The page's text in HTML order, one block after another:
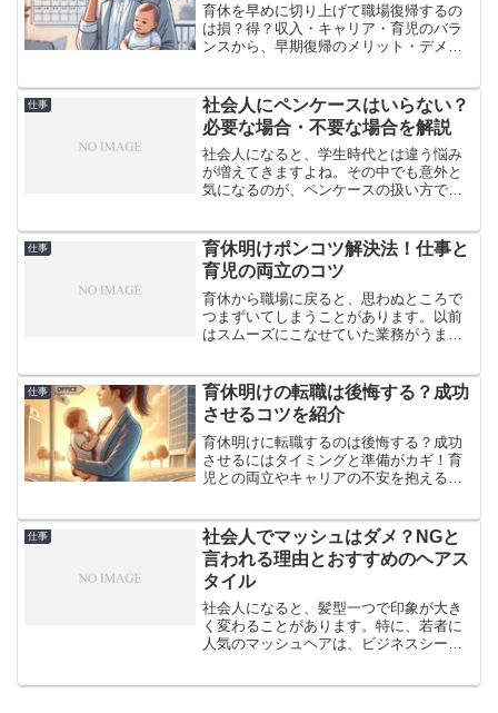
育休を早めに切り上げて職場復帰するの
は損？得？収入・キャリア・育児のバラ
ンスから、早期復帰のメリット・デメリ
仕事
社会人にペンケースはいらない？
必要な場合・不要な場合を解説
社会人になると、学生時代とは違う悩み
が増えてきますよね。その中でも意外と
気になるのが、ペンケースの扱い方で
いいの？」といった疑問を抱えている方
も多いのではないでしょうか...
仕事
育休明けポンコツ解決法！仕事と
育児の両立のコツ
育休から職場に戻ると、思わぬところで
つまずいてしまうことがあります。以前
はスムーズにこなせていた業務がうまく
ンコツになってしまった」と落ち込んで
しまうこともあるでしょう...
仕事
育休明けの転職は後悔する？成功
させるコツを紹介
育休明けに転職するのは後悔する？成功
させるにはタイミングと準備がカギ！育
児との両立やキャリアの不安を抱えるマ
仕事
社会人でマッシュはダメ？NGと
言われる理由とおすすめのヘアス
タイル
社会人になると、髪型一つで印象が大き
く変わることがあります。特に、若者に
人気のマッシュヘアは、ビジネスシーン